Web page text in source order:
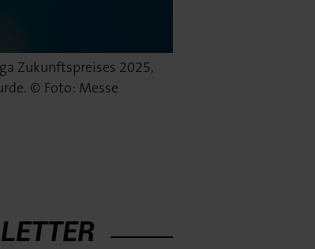
Zukunftspreises 2025,
© Foto: Messe
des